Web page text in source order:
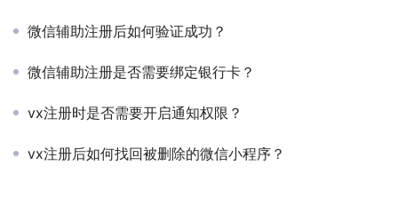
微信辅助注册后如何验证成功？
微信辅助注册是否需要绑定银行卡？
vx注册时是否需要开启通知权限？
vx注册后如何找回被删除的微信小程序？